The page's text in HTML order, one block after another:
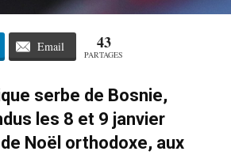
Email 43
PARTAGES
serbe de Bosnie,
les 8 et 9 janvier
Noël orthodoxe, aux